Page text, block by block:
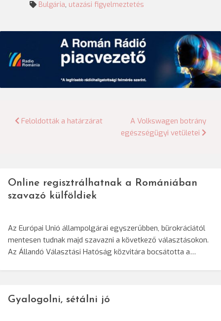
Bulgária, utazási figyelmeztetés
Bejegyzés
Feloldották a határzárat
A Volkswagen botrány
egészségügyi vetületei
Online regisztrálhatnak a Romániában
szavazó külföldiek
Az Európai Unió állampolgárai egyszerűbben, bürokráciától
mentesen tudnak majd szavazni a következő választásokon.
Az Állandó Választási Hatóság közvitára bocsátotta a…
Gyalogolni, sétálni jó